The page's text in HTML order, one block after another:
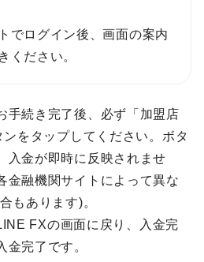
でログイン後、画面の案内
ください。
手続き完了後、必ず「加盟店
をタップしてください。ボタ
入金が即時に反映されませ
金融機関サイトによって異な
もあります)。
FXの画面に戻り、入金完
金完了です。